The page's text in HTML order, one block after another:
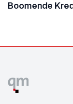
Boomende